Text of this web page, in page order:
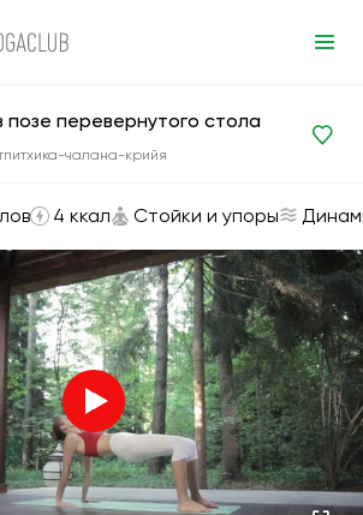
Стойки и упоры
позе перевернутого стола
чалана-крийя
4 ккал Стойки и упоры